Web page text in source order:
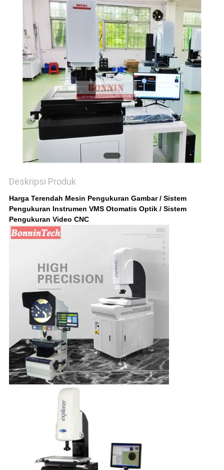
PRIVACY
POLICY
Deskripsi Produk
Harga Terendah Mesin Pengukuran Gambar / Sistem
Pengukuran Instrumen VMS Otomatis Optik / Sistem
Pengukuran Video CNC